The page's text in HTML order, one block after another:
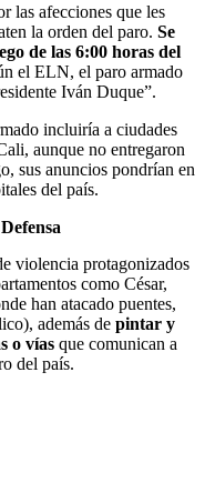
las afecciones que les
la orden del paro. Se
de las 6:00 horas del
el ELN, el paro armado
Iván Duque”.
incluiría a ciudades
aunque no entregaron
sus anuncios pondrían en
del país.
violencia protagonizados
como César,
han atacado puentes,
además de pintar y
o vías que comunican a
del país.